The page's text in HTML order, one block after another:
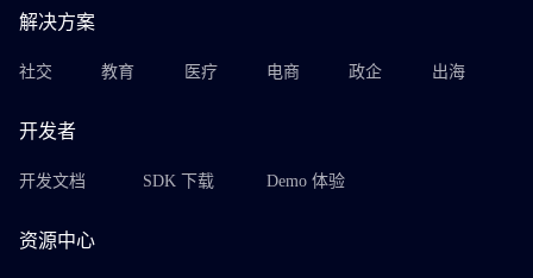
解决方案
社交 教育 医疗 电商 政企 出海
开发者
开发文档 SDK 下载 Demo 体验
资源中心